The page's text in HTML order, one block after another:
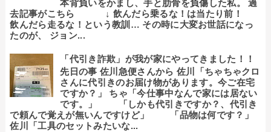
本背負いをかまし、手と肋骨を負傷した私。 過
去記事がこちら ↓ 飲んだら乗るな！は当たり前！
飲んだら走るな！という教訓… その時に大変お世話になっ
たのが、 ジョン...
「代引き詐欺」が我が家にやってきました！！
先日の事 佐川急便さんから 佐川「ちゃちゃクロ
さんに代引きのお届け物があります。今ご在宅
ですか？」 ちゃ「今仕事中なんで家には居ない
です。」 「しかも代引きですか？、代引き
で頼んで覚えが無いんですけど」 「品物は何です？」
佐川「工具のセットみたいな...